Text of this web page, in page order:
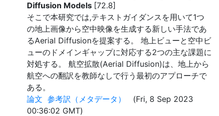
Diffusion Models [72.8]
そこで本研究では,テキストガイダンスを用いて1つ
の地上画像から空中映像を生成する新しい手法であ
るAerial Diffusionを提案する。 地上ビューと空中ビ
ューのドメインギャップに対応する2つの主な課題に
対処する。 航空拡散(Aerial Diffusion)は、地上から
航空への翻訳を教師なしで行う最初のアプローチで
ある。
論文 参考訳（メタデータ）
(Fri, 8 Sep 2023
00:36:02 GMT)